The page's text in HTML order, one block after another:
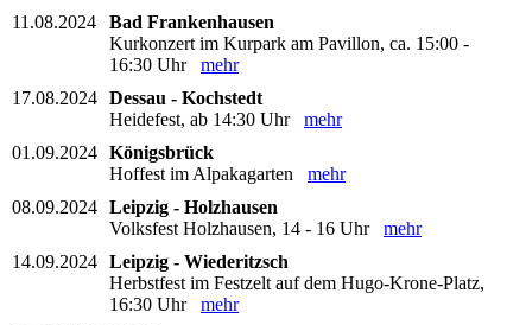
11.08.2024
Bad Frankenhausen
Kurkonzert im Kurpark am Pavillon, ca. 15:00 -
16:30 Uhr mehr
17.08.2024 Dessau - Kochstedt
Heidefest, ab 14:30 Uhr mehr
01.09.2024 Königsbrück
Hoffest im Alpakagarten mehr
08.09.2024 Leipzig - Holzhausen
Volksfest Holzhausen, 14 - 16 Uhr mehr
14.09.2024 Leipzig - Wiederitzsch
Herbstfest im Festzelt auf dem Hugo-Krone-Platz,
16:30 Uhr mehr